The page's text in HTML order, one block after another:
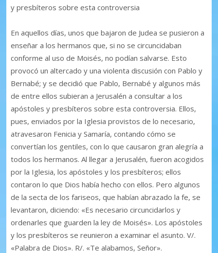
y presbíteros sobre esta controversia
En aquellos días, unos que bajaron de Judea se pusieron a
enseñar a los hermanos que, si no se circuncidaban
conforme al uso de Moisés, no podían salvarse. Esto
provocó un altercado y una violenta discusión con Pablo y
Bernabé; y se decidió que Pablo, Bernabé y algunos más
de entre ellos subieran a Jerusalén a consultar a los
apóstoles y presbíteros sobre esta controversia. Ellos,
pues, enviados por la Iglesia provistos de lo necesario,
atravesaron Fenicia y Samaría, contando cómo se
convertían los gentiles, con lo que causaron gran alegría a
todos los hermanos. Al llegar a Jerusalén, fueron acogidos
por la Iglesia, los apóstoles y los presbíteros; ellos
contaron lo que Dios había hecho con ellos. Pero algunos
de la secta de los fariseos, que habían abrazado la fe, se
levantaron, diciendo: «Es necesario circuncidarlos y
ordenarles que guarden la ley de Moisés». Los apóstoles
y los presbíteros se reunieron a examinar el asunto. V/.
«Palabra de Dios». R/. «Te alabamos, Señor».